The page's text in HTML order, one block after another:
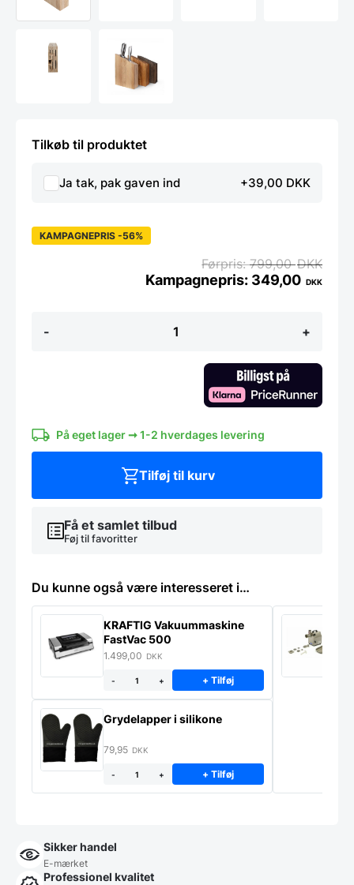
Tilkøb til produktet
Ja tak, pak gaven ind +39,00 DKK
-
med
+
KAMPAGNEPRIS -56%
799,00DKK
349,00 DKK
På eget lager ➞ 1-2 hverdages levering
Få et samlet tilbud
Føj til favoritter
Tilføj til kurv
Du kunne også være interesseret i…
KRAFTIG Vakuummaskine
FastVac 500
1.499,00 DKK
- + + Tilføj
Grydelapper i silikone
79,95 DKK
- + + Tilføj
Sikker handel
E-mærket
Professionel kvalitet